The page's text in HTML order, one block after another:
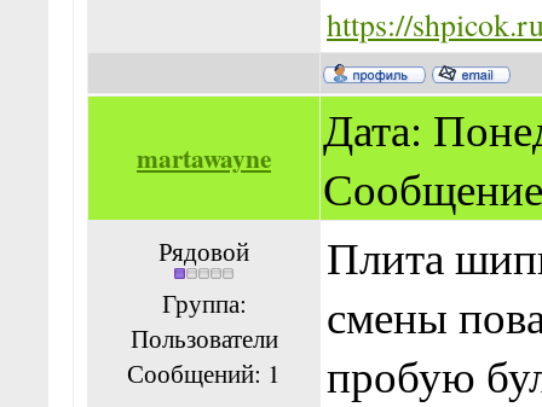
https://
martawayne
Дата:
Рядовой
Группа:
Пользователи
Сообщений: 1
Плита
смены
пробую